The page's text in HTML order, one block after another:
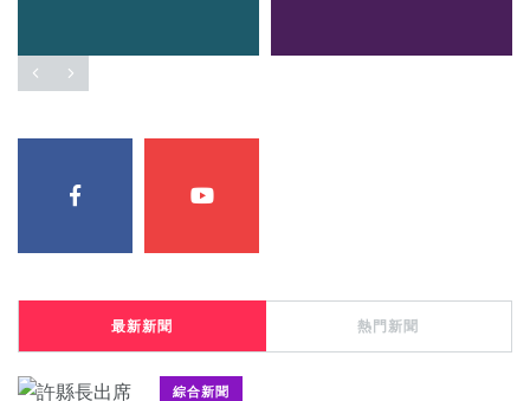
最新新聞 熱門新聞
綜合新聞